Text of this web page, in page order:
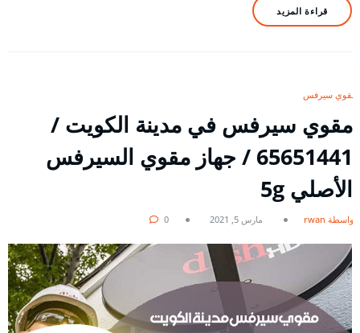
قراءة المزيد
مقوي سيرفس
مقوي سيرفس في مدينة الكويت /
65651441 / جهاز مقوي السيرفس
الأصلي 5g
بواسطة rwan مارس 5, 2021 0